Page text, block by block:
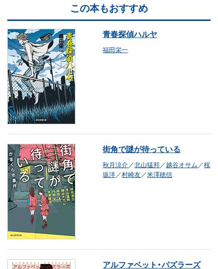
この本もおすすめ
青春探偵ハルヤ
福田栄一
街角で謎が待っている
秋月涼介／北山猛邦／越谷オサム／桜
坂洋／村崎友／米澤穂信
アルファベット・パズラーズ